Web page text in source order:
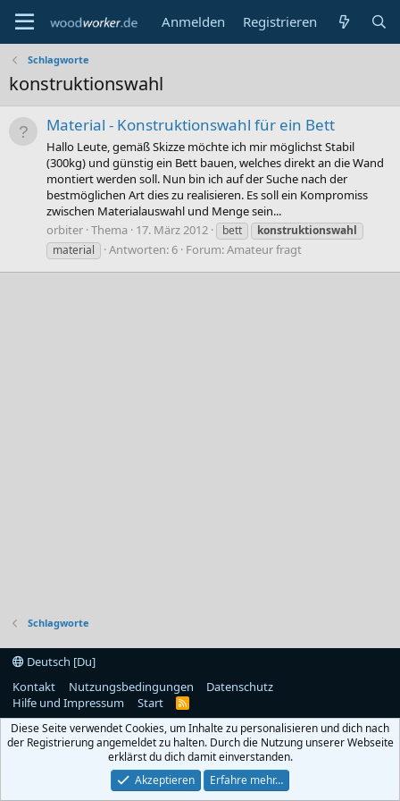
Anmelden Registrieren
Schlagworte
konstruktionswahl
Material - Konstruktionswahl für ein Bett
Hallo Leute, gemäß Skizze möchte ich mir möglichst Stabil
(300kg) und günstig ein Bett bauen, welches direkt an die Wand
montiert werden soll. Nun bin ich auf der Suche nach der
bestmöglichen Art dies zu realisieren. Es soll ein Kompromiss
zwischen Materialauswahl und Menge sein...
orbiter Thema 17. März 2012 bett
konstruktionswahl
material
Antworten: 6 Forum:Amateur fragt
Schlagworte
Deutsch [Du]
Kontakt
Nutzungsbedingungen
Datenschutz
Hilfe und Impressum
Start
R
S
Diese Seite verwendet Cookies, um Inhalte zu personalisieren und dich nach
der Registrierung angemeldet zu halten. Durch die Nutzung unserer Webseite
erklärst du dich damit einverstanden.
Akzeptieren
Erfahre mehr…